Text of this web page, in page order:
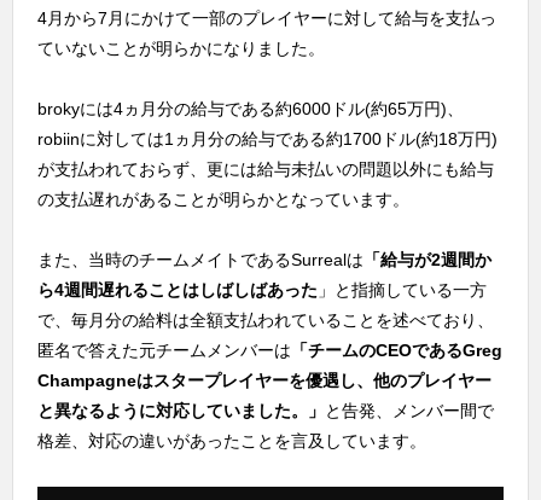
4月から7月にかけて一部のプレイヤーに対して給与を支払っ
ていないことが明らかになりました。
brokyには4ヵ月分の給与である約6000ドル(約65万円)、
robiinに対しては1ヵ月分の給与である約1700ドル(約18万円)
が支払われておらず、更には給与未払いの問題以外にも給与
の支払遅れがあることが明らかとなっています。
また、当時のチームメイトであるSurrealは 「給与が2週間か
ら4週間遅れることはしばしばあった 」と指摘している一方
で、毎月分の給料は全額支払われていることを述べており、
匿名で答えた元チームメンバーは 「チームのCEOであるGreg
Champagneはスタープレイヤーを優遇し、他のプレイヤー
と異なるように対応していました。」 と告発、メンバー間で
格差、対応の違いがあったことを言及しています。